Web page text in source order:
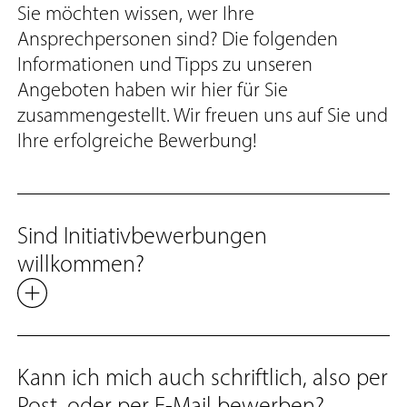
Sie möchten wissen, wer Ihre
Ansprechpersonen sind? Die folgenden
Informationen und Tipps zu unseren
Angeboten haben wir hier für Sie
zusammengestellt. Wir freuen uns auf Sie und
Ihre erfolgreiche Bewerbung!
Sind Initiativ­bewerbungen
willkommen?
Kann ich mich auch schriftlich, also per